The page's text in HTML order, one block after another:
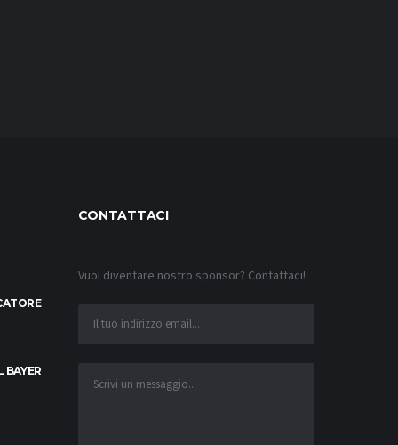
BAYER
CONTATTACI
Vuoi diventare nostro sponsor? Contattaci!